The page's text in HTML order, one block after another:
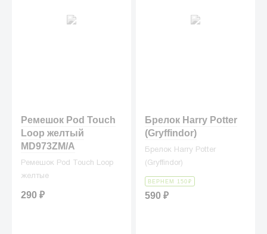
Ремешок Pod Touch
Loop желтый
MD973ZM/A
Ремешок Pod Touch Loop
желтые
290₽
Брелок Harry Potter
(Gryffindor)
Брелок Harry Potter
(Gryffindor)
ВЕРНЕМ 150 ₽
590₽